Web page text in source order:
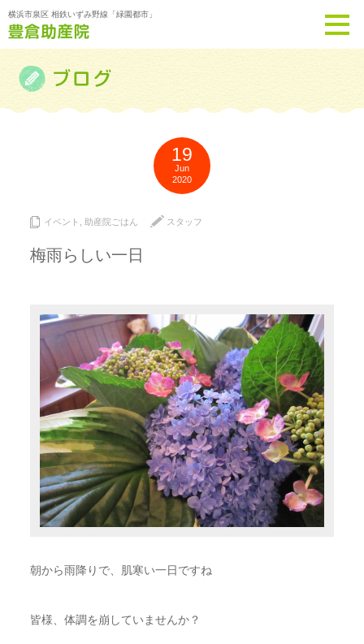
横浜市泉区 相鉄いずみ野線「緑園都市」
19
Jun
2020
イベント 助産院ごはん スタッフ
梅雨らしい一日
朝から雨降りで、肌寒い一日ですね
皆様、体調を崩していませんか？